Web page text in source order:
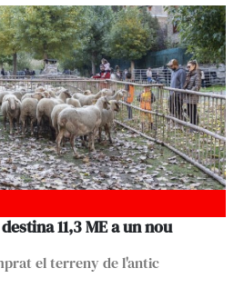
11,3 ME a un nou
el terreny de l'antic